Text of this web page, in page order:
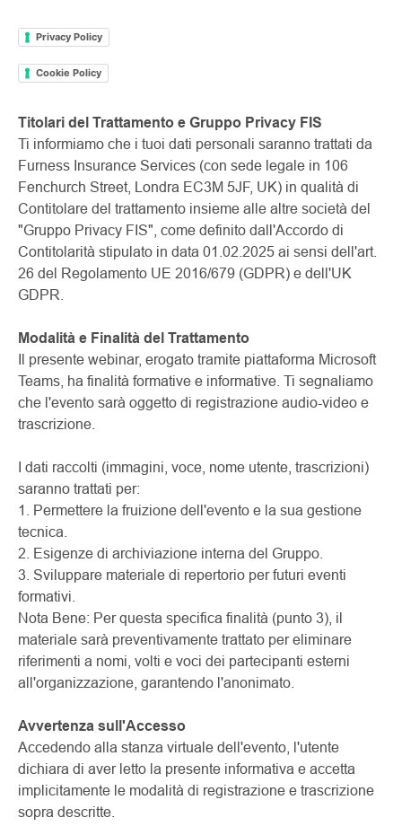
Privacy Policy
Cookie Policy
Titolari del Trattamento e Gruppo Privacy FIS
Ti informiamo che i tuoi dati personali saranno trattati da
Furness Insurance Services (con sede legale in 106
Fenchurch Street, Londra EC3M 5JF, UK) in qualità di
Contitolare del trattamento insieme alle altre società del
"Gruppo Privacy FIS", come definito dall'Accordo di
Contitolarità stipulato in data 01.02.2025 ai sensi dell'art.
26 del Regolamento UE 2016/679 (GDPR) e dell'UK
GDPR.
Modalità e Finalità del Trattamento
Il presente webinar, erogato tramite piattaforma Microsoft
Teams, ha finalità formative e informative. Ti segnaliamo
che l'evento sarà oggetto di registrazione audio-video e
trascrizione.
I dati raccolti (immagini, voce, nome utente, trascrizioni)
saranno trattati per:
1. Permettere la fruizione dell'evento e la sua gestione
tecnica.
2. Esigenze di archiviazione interna del Gruppo.
3. Sviluppare materiale di repertorio per futuri eventi
formativi.
Nota Bene: Per questa specifica finalità (punto 3), il
materiale sarà preventivamente trattato per eliminare
riferimenti a nomi, volti e voci dei partecipanti esterni
all'organizzazione, garantendo l'anonimato.
Avvertenza sull'Accesso
Accedendo alla stanza virtuale dell'evento, l'utente
dichiara di aver letto la presente informativa e accetta
implicitamente le modalità di registrazione e trascrizione
sopra descritte.